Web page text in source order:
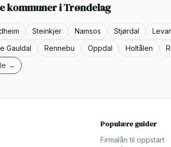
kommuner iTrøndelag
Steinkjer Namsos Stjørdal
Gauldal
Rennebu Oppdal Holtålen
→
Populære guider
Firmalån til oppstart